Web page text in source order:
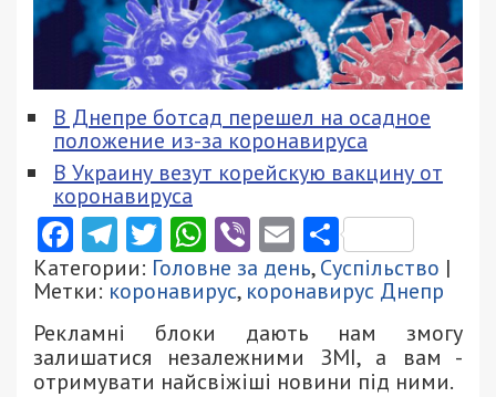
В Днепре ботсад перешел на осадное
положение из-за коронавируса
В Украину везут корейскую вакцину от
коронавируса
Facebook
Telegram
Twitter
WhatsApp
ViberEmail
Категории: Головне за день,Суспільство |
Метки: коронавирус, коронавирус Днепр
Рекламні блоки дають нам змогу
залишатися незалежними ЗМІ, а вам -
отримувати найсвіжіші новини під ними.